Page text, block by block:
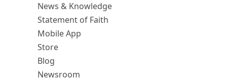
News & Knowledge
Statement of Faith
Mobile App
Store
Blog
Newsroom